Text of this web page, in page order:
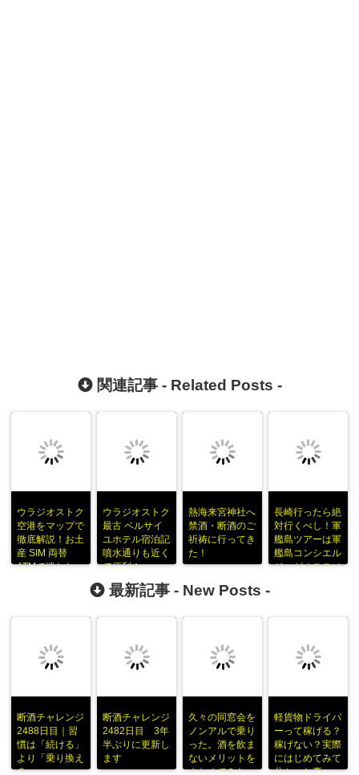
関連記事 - Related Posts -
ウラジオストク
空港をマップで
徹底解説！お土
産 SIM 両替
ATMで迷わな
ウラジオストク
最古 ベルサイ
ユホテル宿泊記
噴水通りも近く
て便利！
熱海来宮神社へ
禁酒・断酒のご
祈祷に行ってき
た！
長崎行ったら絶
対行くべし！軍
艦島ツアーは軍
艦島コンシエル
ジュがオススメ
最新記事 - New Posts -
断酒チャレンジ
2488日目｜習
慣は「続ける」
より「乗り換え
る」
断酒チャレンジ
2482日目 3年
半ぶりに更新し
ます
久々の同窓会を
ノンアルで乗り
った。酒を飲ま
ないメリットを
まとめてみた
軽貨物ドライバ
ーって稼げる？
稼げない？実際
にはじめてみて
分かった事